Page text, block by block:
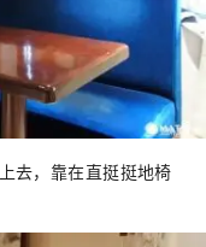
去，靠在直挺挺地椅